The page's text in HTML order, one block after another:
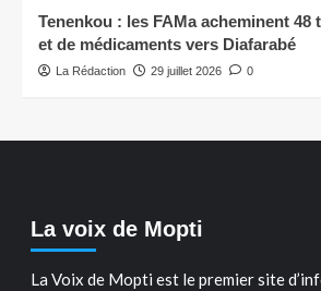
Tenenkou : les FAMa acheminent 48
et de médicaments vers Diafarabé
La Rédaction 29 juillet 2026 0
La voix de Mopti
La Voix de Mopti est le premier site